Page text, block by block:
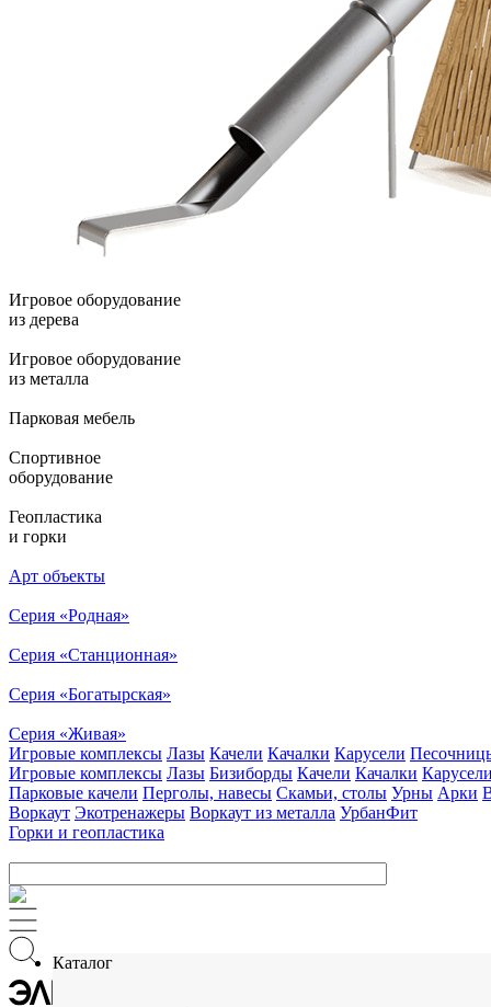
Игровое оборудование
из дерева
Игровое оборудование
из металла
Парковая мебель
Спортивное
оборудование
Геопластика
и горки
Арт объекты
Серия «Родная»
Серия «Станционная»
Серия «Богатырская»
Серия «Живая»
Игровые комплексы Лазы Качели Качалки Карусели
Игровые комплексы Лазы Бизиборды Качели Качалки Карусели
Парковые качели Перголы, навесы Скамьи, столы Урны Арки
Воркаут Экотренажеры Воркаут из металла УрбанФит
Горки и геопластика
Каталог